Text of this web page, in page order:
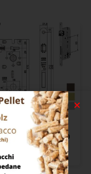
INF.LEGNO
CROMO OPACO
€